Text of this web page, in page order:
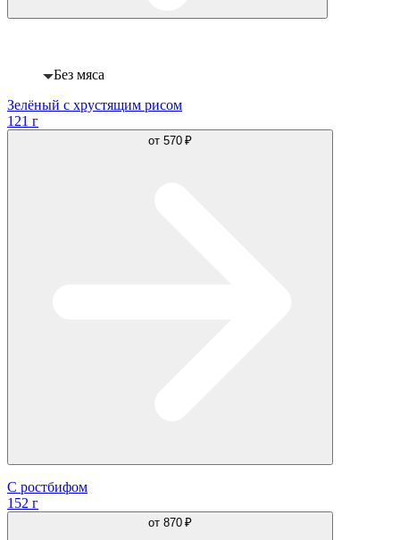
Без мяса
Зелёный с хрустящим рисом
121 г
от 570 ₽
С ростбифом
152 г
от 870 ₽